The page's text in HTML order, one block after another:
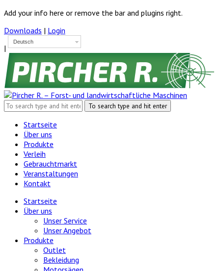
Add your info here or remove the bar and plugins right.
Downloads | Login
|
Deutsch
Startseite
Über uns
Produkte
Verleih
Gebrauchtmarkt
Veranstaltungen
Kontakt
Startseite
Über uns
Unser Service
Unser Angebot
Produkte
Outlet
Bekleidung